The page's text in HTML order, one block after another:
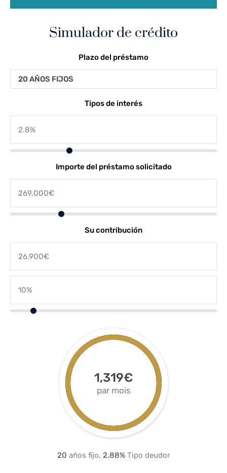
Simulador de crédito
Plazo del préstamo
20 AÑOS FIJOS
Tipos de interés
Importe del préstamo solicitado
Su contribución
1,319€
par mois
20 años fijo, 2.88%Tipo deudor